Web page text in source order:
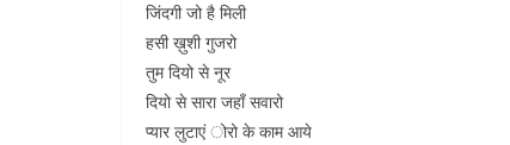
जिंदगी जो है मिली
हसी ख़ुशी गुजरो
तुम दियो से नूर
दियो से सारा जहाँ सवारो
प्यार लुटाएं ोरो के काम आये